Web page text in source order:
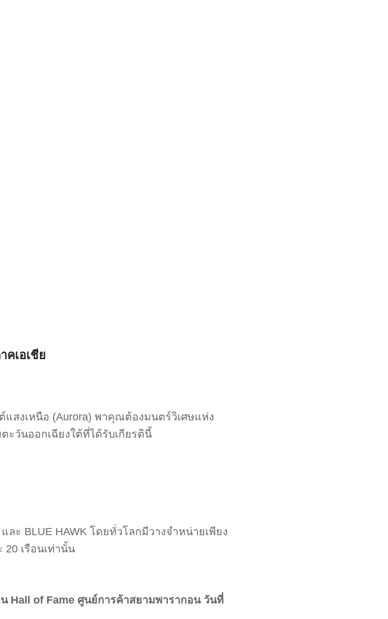
คเอเชีย
แสงเหนือ (Aurora) พาคุณต้องมนตร์วิเศษแห่ง
ะวันออกเฉียงใต้ที่ได้รับเกียรตินี้
ละ BLUE HAWK โดยทั่วโลกมีวางจำหน่ายเพียง
20 เรือนเท่านั้น
Hall of Fame ศูนย์การค้าสยามพารากอน วันที่